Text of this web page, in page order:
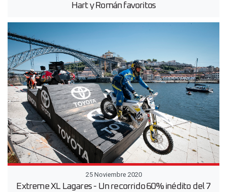
Hart y Román favoritos
25 Noviembre 2020
Extreme XL Lagares - Un recorrido 60% inédito del 7